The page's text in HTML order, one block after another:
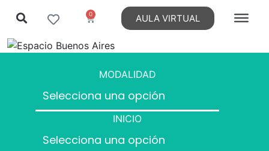
0 AULA VIRTUAL
MODALIDAD
INICIO